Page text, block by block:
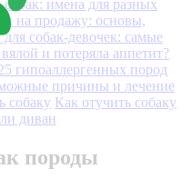
имена для разных
на продажу: основы,
собак-девочек: самые
и потеряла аппетит?
гипоаллергенных пород
причины и лечение
собаку Как отучить собаку
диван
породы